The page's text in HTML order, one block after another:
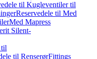
til Kugleventiler til
Reservedele til Med
Med Mapress
Silent-
til
til RenserørFittings